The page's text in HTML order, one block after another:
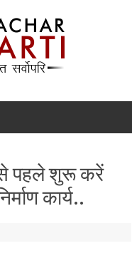
से पहले शुरू करें
कार्य..